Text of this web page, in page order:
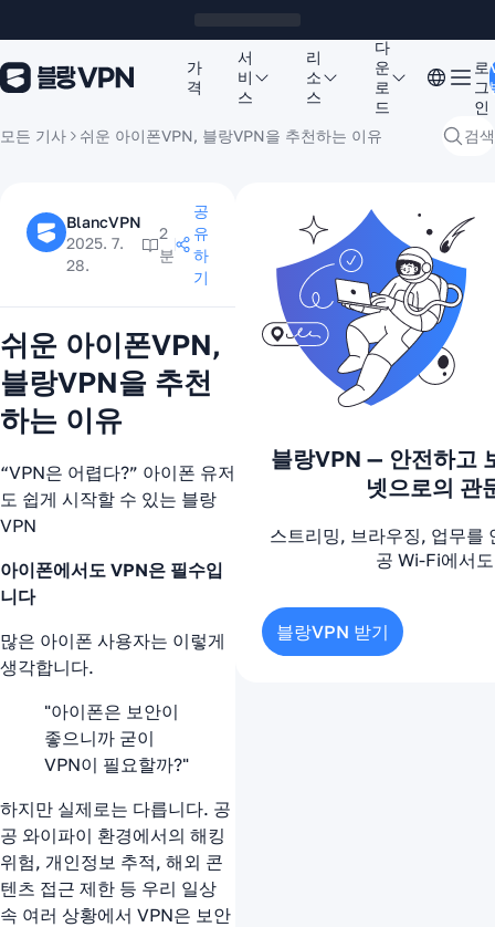
가
격
서
비
스
리
소
스
다
운
로
드
로
그
인
모든 기사 쉬운 아이폰VPN, 블랑VPN을 추천하는 이유 검색
BlancVPN
2025. 7.
28.
2
분
공
유
하
기
쉬운 아이폰VPN,
블랑VPN을 추천
하는 이유
“VPN은 어렵다?” 아이폰 유저
도 쉽게 시작할 수 있는 블랑
VPN
아이폰에서도 VPN은 필수입
니다
많은 아이폰 사용자는 이렇게
생각합니다.
"아이폰은 보안이
좋으니까 굳이
VPN이 필요할까?"
하지만 실제로는 다릅니다. 공
공 와이파이 환경에서의 해킹
위험, 개인정보 추적, 해외 콘
텐츠 접근 제한 등 우리 일상
속 여러 상황에서 VPN은 보안
블랑VPN — 안전하고
넷으로의 관
스트리밍, 브라우징, 업무를
공 Wi-Fi에서도
블랑VPN 받기